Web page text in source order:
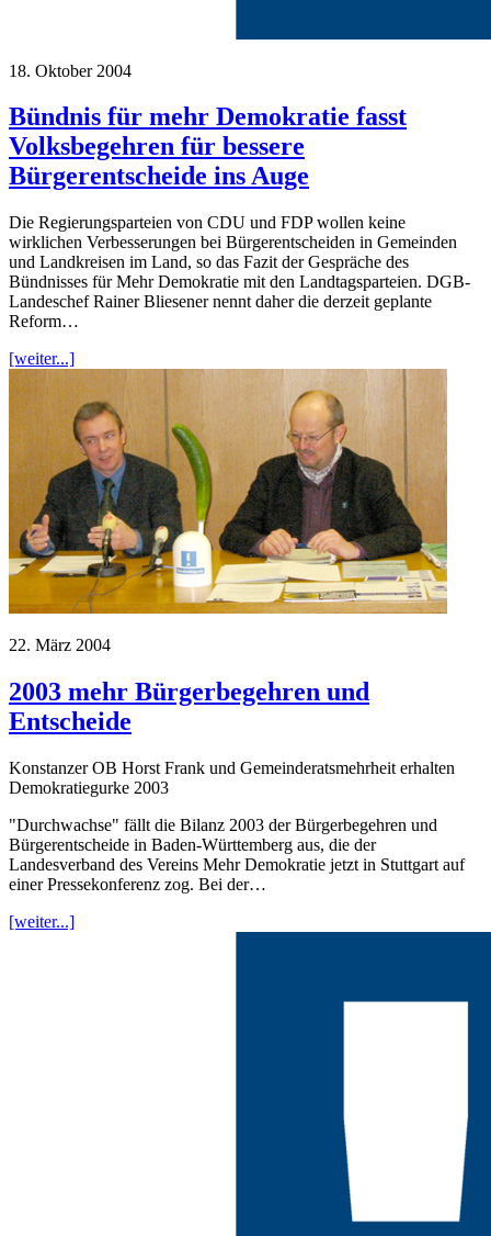
18. Oktober 2004
Bündnis für mehr Demokratie fasst
Volksbegehren für bessere
Bürgerentscheide ins Auge
Die Regierungsparteien von CDU und FDP wollen keine
wirklichen Verbesserungen bei Bürgerentscheiden in Gemeinden
und Landkreisen im Land, so das Fazit der Gespräche des
Bündnisses für Mehr Demokratie mit den Landtagsparteien. DGB-
Landeschef Rainer Bliesener nennt daher die derzeit geplante
Reform…
[weiter...]
22. März 2004
2003 mehr Bürgerbegehren und
Entscheide
Konstanzer OB Horst Frank und Gemeinderatsmehrheit erhalten
Demokratiegurke 2003
"Durchwachse" fällt die Bilanz 2003 der Bürgerbegehren und
Bürgerentscheide in Baden-Württemberg aus, die der
Landesverband des Vereins Mehr Demokratie jetzt in Stuttgart auf
einer Pressekonferenz zog. Bei der…
[weiter...]